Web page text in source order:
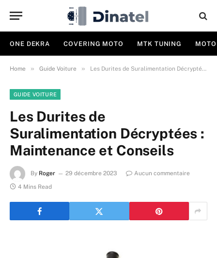
ONE DEKRA COVERING MOTO MTK TUNING
Home » Guide Voiture » Les Durites de Suralimentation Décryptées : Maintenance et Conseils
GUIDE VOITURE
Les Durites de
Suralimentation Décryptées :
Maintenance et Conseils
By Roger 29 décembre 2023
Aucun commentaire
4 Mins Read